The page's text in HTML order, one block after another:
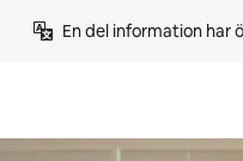
En del information